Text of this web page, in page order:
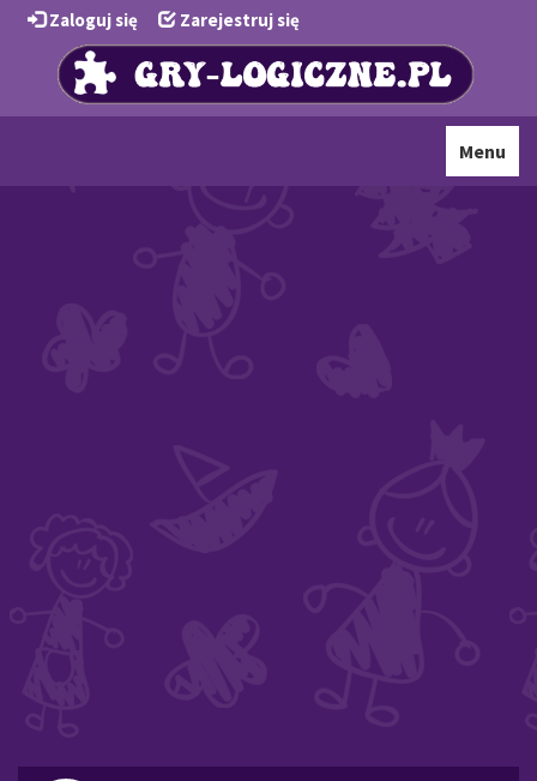
Zaloguj się Zarejestruj się
Toggle
Menu